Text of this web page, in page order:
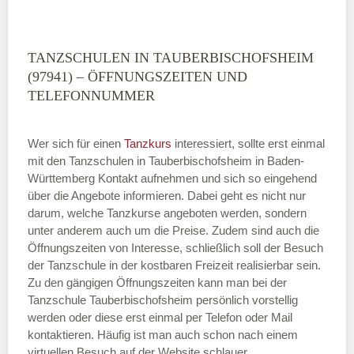
TANZSCHULEN IN TAUBERBISCHOFSHEIM
(97941) – ÖFFNUNGSZEITEN UND
TELEFONNUMMER
Wer sich für einen Tanzkurs interessiert, sollte erst einmal
mit den Tanzschulen in Tauberbischofsheim in Baden-
Württemberg Kontakt aufnehmen und sich so eingehend
über die Angebote informieren. Dabei geht es nicht nur
darum, welche Tanzkurse angeboten werden, sondern
unter anderem auch um die Preise. Zudem sind auch die
Öffnungszeiten von Interesse, schließlich soll der Besuch
der Tanzschule in der kostbaren Freizeit realisierbar sein.
Zu den gängigen Öffnungszeiten kann man bei der
Tanzschule Tauberbischofsheim persönlich vorstellig
werden oder diese erst einmal per Telefon oder Mail
kontaktieren. Häufig ist man auch schon nach einem